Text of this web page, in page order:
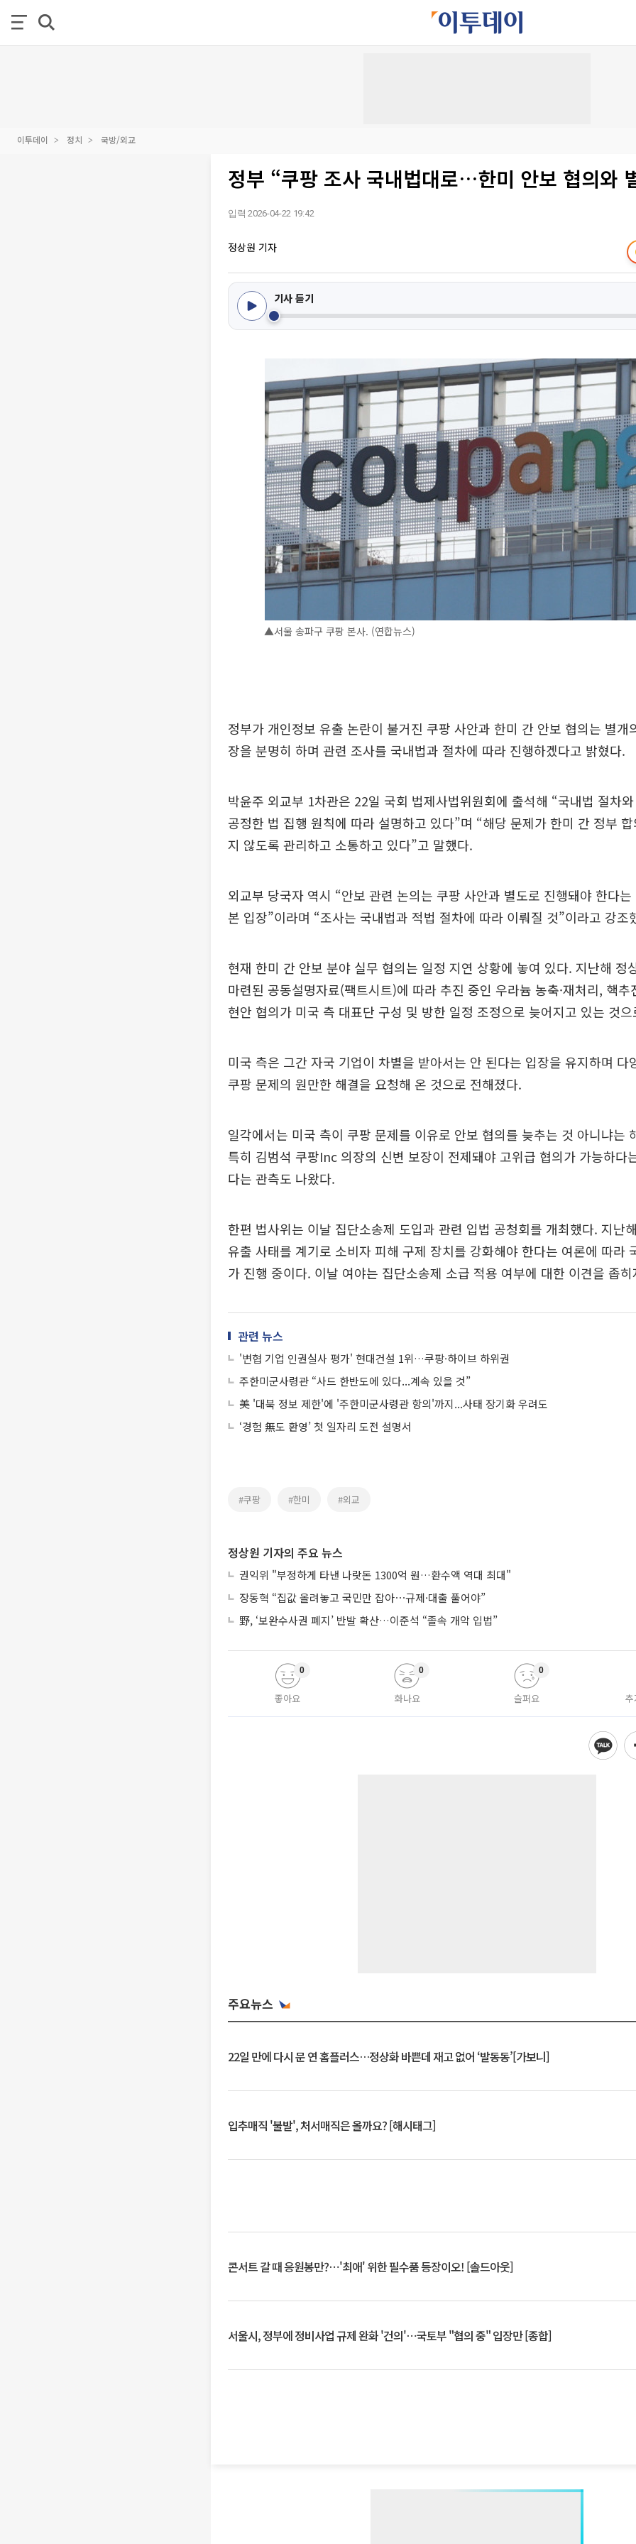
이투데이 정치 국방/외교
정부 “쿠팡 조사 국내법대로…한미 안보 협의와
입력 2026-04-22 19:42
정상원 기자
기사 듣기
▲서울 송파구 쿠팡 본사. (연합뉴스)
정부가 개인정보 유출 논란이 불거진 쿠팡 사안과 한미 간 안보 협의는 별개
장을 분명히 하며 관련 조사를 국내법과 절차에 따라 진행하겠다고 밝혔다.
박윤주 외교부 1차관은 22일 국회 법제사법위원회에 출석해 “국내법 절차
공정한 법 집행 원칙에 따라 설명하고 있다”며 “해당 문제가 한미 간 정부
지 않도록 관리하고 소통하고 있다”고 말했다.
외교부 당국자 역시 “안보 관련 논의는 쿠팡 사안과 별도로 진행돼야 한다는
본 입장”이라며 “조사는 국내법과 적법 절차에 따라 이뤄질 것”이라고 강조
현재 한미 간 안보 분야 실무 협의는 일정 지연 상황에 놓여 있다. 지난해 정
마련된 공동설명자료(팩트시트)에 따라 추진 중인 우라늄 농축·재처리, 핵추
현안 협의가 미국 측 대표단 구성 및 방한 일정 조정으로 늦어지고 있는 것
미국 측은 그간 자국 기업이 차별을 받아서는 안 된다는 입장을 유지하며 다
쿠팡 문제의 원만한 해결을 요청해 온 것으로 전해졌다.
일각에서는 미국 측이 쿠팡 문제를 이유로 안보 협의를 늦추는 것 아니냐는
특히 김범석 쿠팡Inc 의장의 신변 보장이 전제돼야 고위급 협의가 가능하다
다는 관측도 나왔다.
한편 법사위는 이날 집단소송제 도입과 관련 입법 공청회를 개최했다. 지난
유출 사태를 계기로 소비자 피해 구제 장치를 강화해야 한다는 여론에 따라
가 진행 중이다. 이날 여야는 집단소송제 소급 적용 여부에 대한 이견을 좁
관련 뉴스
'변협 기업 인권실사 평가' 현대건설 1위…쿠팡·하이브 하위권
주한미군사령관 “사드 한반도에 있다...계속 있을 것”
美 '대북 정보 제한'에 '주한미군사령관 항의'까지...사태 장기화 우려도
‘경험 無도 환영’ 첫 일자리 도전 설명서
#쿠팡 #한미 #외교
정상원 기자의 주요 뉴스
권익위 "부정하게 타낸 나랏돈 1300억 원…환수액 역대 최대"
장동혁 “집값 올려놓고 국민만 잡아⋯규제·대출 풀어야”
野, ‘보완수사권 폐지’ 반발 확산…이준석 “졸속 개악 입법”
좋아요
0
화나요
0
슬퍼요
0
주요뉴스
22일 만에 다시 문 연 홈플러스…정상화 바쁜데 재고 없어 ‘발동동’[가보니]
입추매직 '불발', 처서매직은 올까요? [해시태그]
콘서트 갈 때 응원봉만?⋯'최애' 위한 필수품 등장이오! [솔드아웃]
서울시, 정부에 정비사업 규제 완화 '건의'⋯국토부 "협의 중" 입장만 [종합]